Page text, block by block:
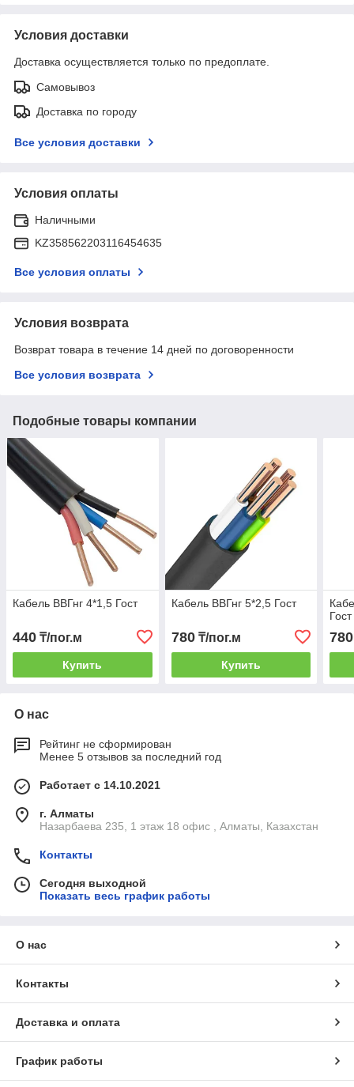
Условия доставки
Доставка осуществляется только по предоплате.
Самовывоз
Доставка по городу
Все условия доставки
Условия оплаты
Наличными
KZ358562203116454635
Все условия оплаты
Условия возврата
Возврат товара в течение 14 дней по договоренности
Все условия возврата
Подобные товары компании
Кабель ВВГнг 4*1,5 Гост
440 ₸/пог.м
Купить
Кабель ВВГнг 5*2,5 Гост
780₸/пог.м
Купить
Гост
780
О нас
Рейтинг не сформирован
Менее 5 отзывов за последний год
Работает с 14.10.2021
г. Алматы
Назарбаева 235, 1 этаж 18 офис , Алматы, Казахстан
Контакты
Сегодня выходной
Показать весь график работы
О нас
Контакты
Доставка и оплата
График работы